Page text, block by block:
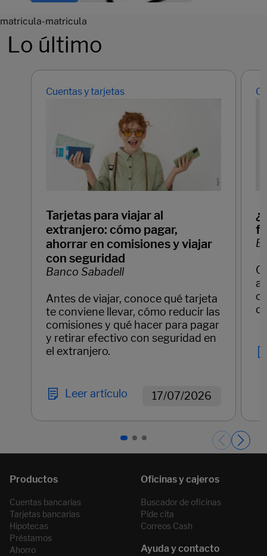
matricula-matricula
Lo último
Cuentas y tarjetas
Tarjetas para viajar al
extranjero: cómo pagar,
ahorrar en comisiones y viajar
con seguridad
Banco Sabadell
Antes de viajar, conoce qué tarjeta
te conviene llevar, cómo reducir las
comisiones y qué hacer para pagar
y retirar efectivo con seguridad en
el extranjero.
Leer artículo 17/07/2026
Cuentas bancarias
Tarjetas bancarias
Hipotecas
Préstamos
Ahorro
Buscador de oficinas
Pide cita
Correos Cash